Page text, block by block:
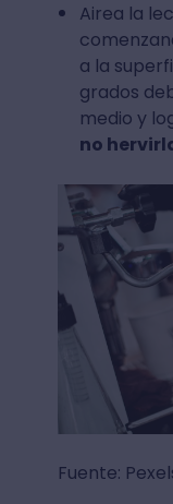
Airea la
a la
grados
medio y
no
Fuente: